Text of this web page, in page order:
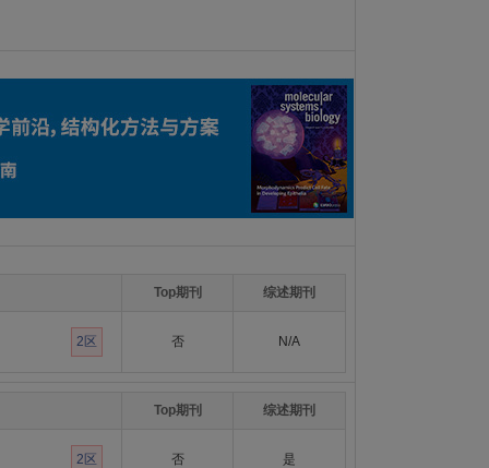
Top期刊 综述期刊
2区 否 N/A
Top期刊 综述期刊
2区 否 是